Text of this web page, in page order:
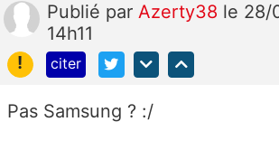
Publié par Azerty38 le 28/
14h11
!
citer
Pas Samsung ? :/